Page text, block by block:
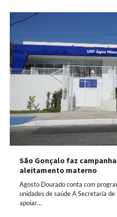
São Gonçalo faz
aleitamento materno
Agosto Dourado conta com
unidades de saúde A Secretaria de
apoiar…